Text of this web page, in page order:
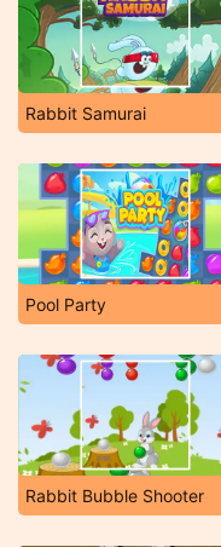
Rabbit Samurai
Pool Party
Rabbit Bubble Shooter